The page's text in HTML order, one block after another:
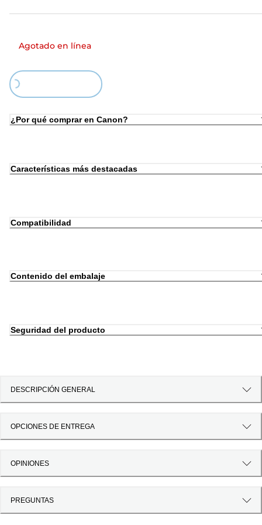
Agotado en línea
Loading...
¿Por qué comprar en Canon?
Características más destacadas
Compatibilidad
Contenido del embalaje
Seguridad del producto
DESCRIPCIÓN GENERAL
OPCIONES DE ENTREGA
OPINIONES
PREGUNTAS